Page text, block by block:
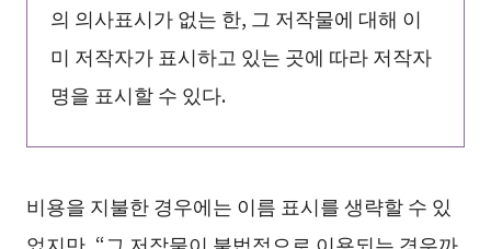
의 의사표시가 없는 한, 그 저작물에 대해 이
미 저작자가 표시하고 있는 곳에 따라 저작자
명을 표시할 수 있다.
비용을 지불한 경우에는 이름 표시를 생략할 수 있
었지만, “그 저작물이 불법적으로 이용되는 경우까